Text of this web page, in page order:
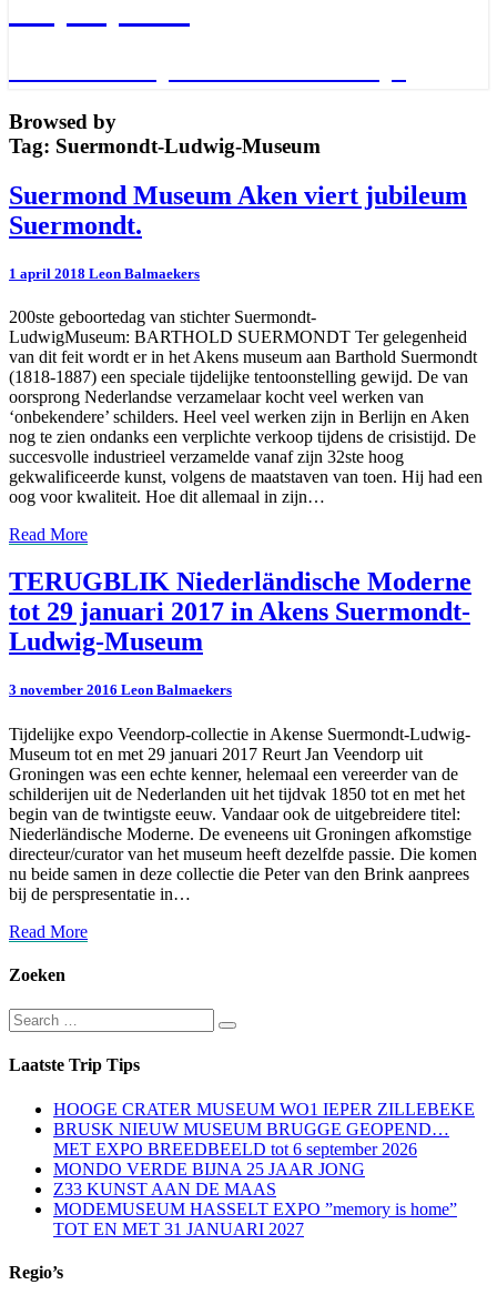
Browsed by
Tag: Suermondt-Ludwig-Museum
Suermond
Museum
Aken
jubileum
Suermond Museum Aken viert jubileum
Suermondt.
1 april 2018 Leon Balmaekers
200ste geboortedag van stichter Suermondt-
LudwigMuseum: BARTHOLD SUERMONDT Ter gelegenheid
van dit feit wordt er in het Akens museum aan Barthold Suermondt
(1818-1887) een speciale tijdelijke tentoonstelling gewijd. De van
oorsprong Nederlandse verzamelaar kocht veel werken van
‘onbekendere’ schilders. Heel veel werken zijn in Berlijn en Aken
nog te zien ondanks een verplichte verkoop tijdens de crisistijd. De
succesvolle industrieel verzamelde vanaf zijn 32ste hoog
gekwalificeerde kunst, volgens de maatstaven van toen. Hij had een
oog voor kwaliteit. Hoe dit allemaal in zijn…
Read MoreRead
TERUGBLIK
Niederländische
Moderne
tot
29
2017
Akens
Suermondt-
Ludwig-
Museum
TERUGBLIK Niederländische Moderne
tot 29 januari 2017 in Akens Suermondt-
Ludwig-Museum
3 november 2016 Leon Balmaekers
Tijdelijke expo Veendorp-collectie in Akense Suermondt-Ludwig-
Museum tot en met 29 januari 2017 Reurt Jan Veendorp uit
Groningen was een echte kenner, helemaal een vereerder van de
schilderijen uit de Nederlanden uit het tijdvak 1850 tot en met het
begin van de twintigste eeuw. Vandaar ook de uitgebreidere titel:
Niederländische Moderne. De eveneens uit Groningen afkomstige
directeur/curator van het museum heeft dezelfde passie. Die komen
nu beide samen in deze collectie die Peter van den Brink aanprees
bij de perspresentatie in…
Read MoreRead
Zoeken
Search
for:
Search
Laatste Trip Tips
HOOGE CRATER MUSEUM WO1 IEPER ZILLEBEKE
BRUSK NIEUW MUSEUM BRUGGE GEOPEND…
MET EXPO BREEDBEELD tot 6 september 2026
MONDO VERDE BIJNA 25 JAAR JONG
Z33 KUNST AAN DE MAAS
MODEMUSEUM HASSELT EXPO ”memory is home”
TOT EN MET 31 JANUARI 2027
Regio’s